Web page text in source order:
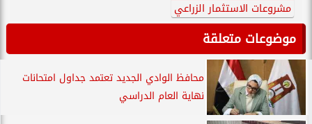
مشروعات الاستثمار الزراعي
موضوعات متعلقة
محافظ الوادي الجديد تعتمد جداول امتحانات
نهاية العام الدراسي